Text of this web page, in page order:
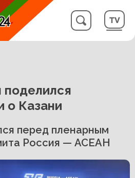
поделился
о Казани
перед пленарным
Россия — АСЕАН